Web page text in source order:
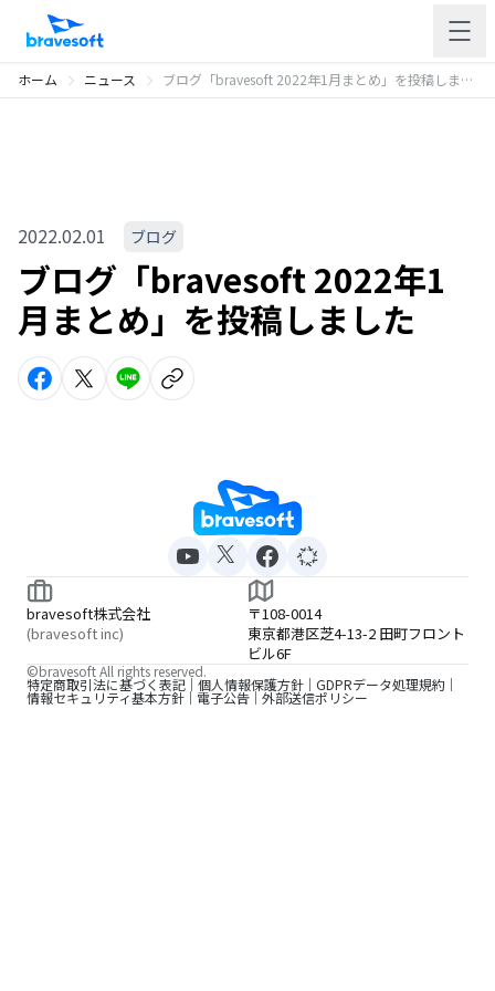
ホーム ニュース ブログ「bravesoft 2022年1月まとめ」を投稿しました
2022.02.01 ブログ
ブログ「bravesoft 2022年1
月まとめ」を投稿しました
bravesoft株式会社
(bravesoft inc)
〒108-0014
東京都港区芝4-13-2 田町フロント
ビル6F
特定商取引法に基づく表記 個人情報保護方針 GDPRデータ処理規約
情報セキュリティ基本方針 電子公告 外部送信ポリシー
©bravesoft All rights reserved.